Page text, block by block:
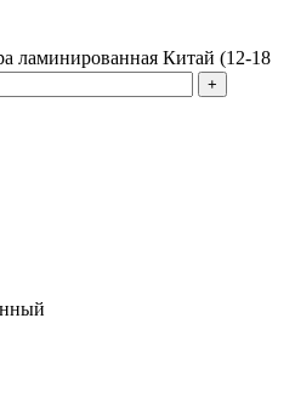
ламинированная Китай (12-18